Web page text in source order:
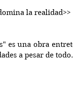
la realidad>>
es una obra
a pesar de todo.